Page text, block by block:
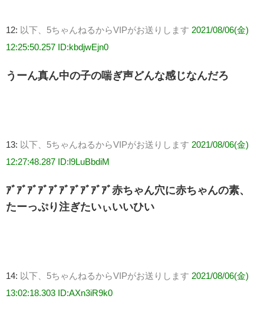
12: 以下、5ちゃんねるからVIPがお送りします 2021/08/06(金)
12:25:50.257 ID:kbdjwEjn0
うーん真ん中の子の喘ぎ声どんな感じなんだろ
13: 以下、5ちゃんねるからVIPがお送りします 2021/08/06(金)
12:27:48.287 ID:l9LuBbdiM
ｱﾞｱﾞｱﾞｱﾞｱﾞｱﾞｱﾞｱﾞｱﾞｱﾞ赤ちゃん穴に赤ちゃんの素、
たーっぷり注ぎたいぃいいひい
14: 以下、5ちゃんねるからVIPがお送りします 2021/08/06(金)
13:02:18.303 ID:AXn3iR9k0